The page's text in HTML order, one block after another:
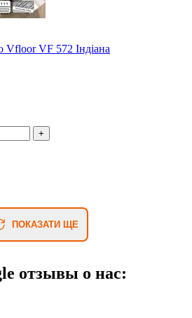
Vfloor VF 572 Індіана
ПОКАЗАТИ ЩЕ
отзывы о нас: